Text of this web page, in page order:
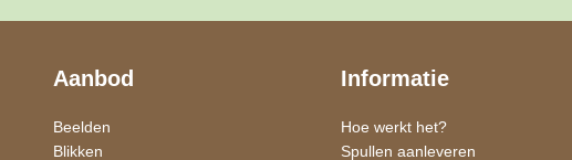
Aanbod
Beelden
Blikken
Informatie
Hoe werkt het?
Spullen aanleveren